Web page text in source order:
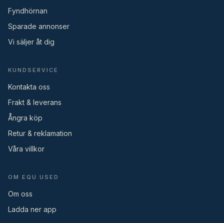
Fyndhörnan
Sparade annonser
Vi säljer åt dig
KUNDSERVICE
Kontakta oss
Frakt & leverans
Ångra köp
Retur & reklamation
Våra villkor
OM EQU USED
Om oss
Ladda ner app